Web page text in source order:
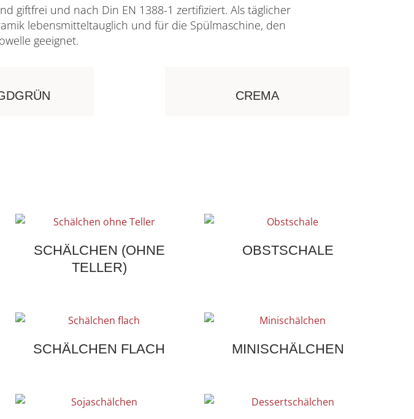
giftfrei und nach Din EN 1388-1 zertifiziert. Als täglicher
lebensmitteltauglich und für die Spülmaschine, den
geeignet.
CREMA
SCHÄLCHEN (OHNE
TELLER)
OBSTSCHALE
SCHÄLCHEN FLACH MINISCHÄLCHEN